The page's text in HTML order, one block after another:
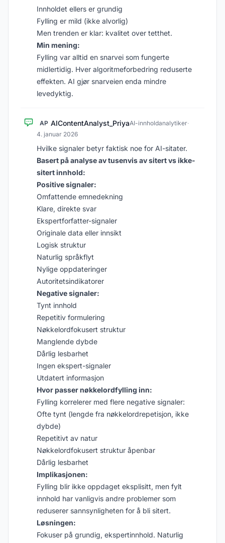
Innholdet ellers er grundig
Fylling er mild (ikke alvorlig)
Men trenden er klar: kvalitet over tetthet.
Min mening:
Fylling var alltid en snarvei som fungerte
midlertidig. Hver algoritmeforbedring reduserte
effekten. AI gjør snarveien enda mindre
levedyktig.
AP AIContentAnalyst_PriyaAI-innholdanalytiker·
4. januar 2026
Hvilke signaler betyr faktisk noe for AI-sitater.
Basert på analyse av tusenvis av sitert vs ikke-
sitert innhold:
Positive signaler:
Omfattende emnedekning
Klare, direkte svar
Ekspertforfatter-signaler
Originale data eller innsikt
Logisk struktur
Naturlig språkflyt
Nylige oppdateringer
Autoritetsindikatorer
Negative signaler:
Tynt innhold
Repetitiv formulering
Nøkkelordfokusert struktur
Manglende dybde
Dårlig lesbarhet
Ingen ekspert-signaler
Utdatert informasjon
Hvor passer nøkkelordfylling inn:
Fylling korrelerer med flere negative signaler:
Ofte tynt (lengde fra nøkkelordrepetisjon, ikke
dybde)
Repetitivt av natur
Nøkkelordfokusert struktur åpenbar
Dårlig lesbarhet
Implikasjonen:
Fylling blir ikke oppdaget eksplisitt, men fylt
innhold har vanligvis andre problemer som
reduserer sannsynligheten for å bli sitert.
Løsningen:
Fokuser på grundig, ekspertinnhold. Naturlig